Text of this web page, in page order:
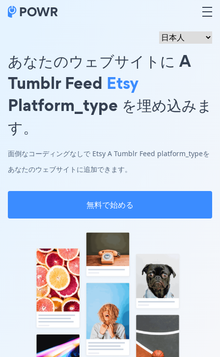
あなたのウェブサイトに A
Tumblr Feed Etsy
Platform_type を埋め込みま
す。
面倒なコーディングなしで Etsy A Tumblr Feed platform_typeを
あなたのウェブサイトに追加できます。
無料で始める